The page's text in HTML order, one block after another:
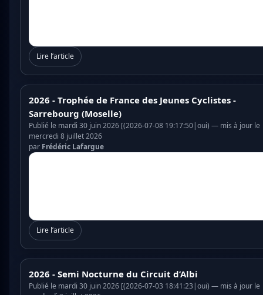
Lire l’article
2026 - Trophée de France des Jeunes Cyclistes -
Sarrebourg (Moselle)
Publié le mardi 30 juin 2026 [(2026-07-08 19:17:50|oui) — mis à jour le
mercredi 8 juillet 2026
par Frédéric Lafargue
Lire l’article
2026 - Semi Nocturne du Circuit d’Albi
Publié le mardi 30 juin 2026 [(2026-07-03 18:41:23|oui) — mis à jour le